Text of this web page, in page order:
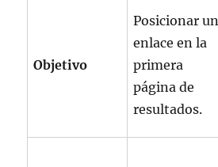
Objetivo
Posicionar un
enlace en la
primera
página de
resultados.